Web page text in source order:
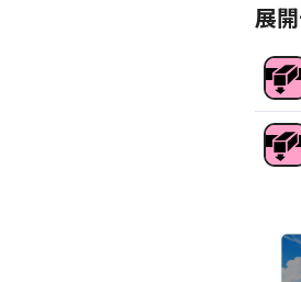
展